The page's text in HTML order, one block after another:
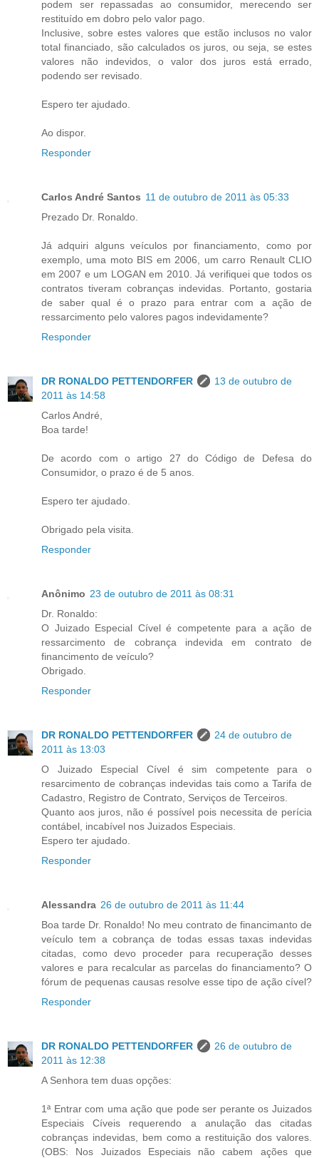
podem ser repassadas ao consumidor, merecendo ser
restituído em dobro pelo valor pago.
Inclusive, sobre estes valores que estão inclusos no valor
total financiado, são calculados os juros, ou seja, se estes
valores não indevidos, o valor dos juros está errado,
podendo ser revisado.
Espero ter ajudado.
Ao dispor.
Responder
Carlos André Santos 11 de outubro de 2011 às 05:33
Prezado Dr. Ronaldo.
Já adquiri alguns veículos por financiamento, como por
exemplo, uma moto BIS em 2006, um carro Renault CLIO
em 2007 e um LOGAN em 2010. Já verifiquei que todos os
contratos tiveram cobranças indevidas. Portanto, gostaria
de saber qual é o prazo para entrar com a ação de
ressarcimento pelo valores pagos indevidamente?
Responder
DR RONALDO PETTENDORFER
13 de outubro de
2011 às 14:58
Carlos André,
Boa tarde!
De acordo com o artigo 27 do Código de Defesa do
Consumidor, o prazo é de 5 anos.
Espero ter ajudado.
Obrigado pela visita.
Responder
Anônimo 23 de outubro de 2011 às 08:31
Dr. Ronaldo:
O Juizado Especial Cível é competente para a ação de
ressarcimento de cobrança indevida em contrato de
financimento de veículo?
Obrigado.
Responder
DR RONALDO PETTENDORFER
24 de outubro de
2011 às 13:03
O Juizado Especial Cível é sim competente para o
resarcimento de cobranças indevidas tais como a Tarifa de
Cadastro, Registro de Contrato, Serviços de Terceiros.
Quanto aos juros, não é possível pois necessita de perícia
contábel, incabível nos Juizados Especiais.
Espero ter ajudado.
Responder
Alessandra 26 de outubro de 2011 às 11:44
Boa tarde Dr. Ronaldo! No meu contrato de financimanto de
veículo tem a cobrança de todas essas taxas indevidas
citadas, como devo proceder para recuperação desses
valores e para recalcular as parcelas do financiamento? O
fórum de pequenas causas resolve esse tipo de ação cível?
Responder
DR RONALDO PETTENDORFER
26 de outubro de
2011 às 12:38
A Senhora tem duas opções:
1ª Entrar com uma ação que pode ser perante os Juizados
Especiais Cíveis requerendo a anulação das citadas
cobranças indevidas, bem como a restituição dos valores.
(OBS: Nos Juizados Especiais não cabem ações que